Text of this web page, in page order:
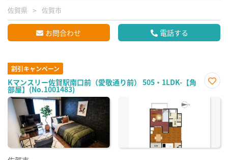
佐賀県 佐賀市
お問合わせ 電話する
割引キャンペーン
Kマンスリー佐賀駅南口前（愛敬通り前） 505・1LDK-【角
部屋】(No.1001483)
に入